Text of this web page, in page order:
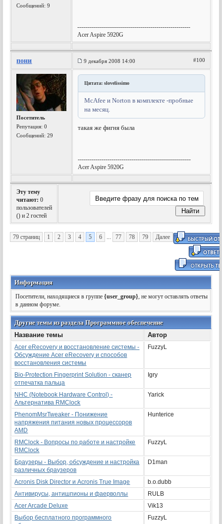
Сообщений: 9
---------------------------------------------------------
Acer Aspire 5920G
пони 9 декабря 2008 14:00 #100
Посетитель
Репутация:0
Сообщений: 29
Цитата: slovelissimo
McAfee и Norton в комплекте -пробные
на месяц.
такая же фигня была
---------------------------------------------------------
Acer Aspire 5920G
Эту тему
читают: 0
пользователей
() и 2 гостей
79 страниц 1 2 3 4 5 6 ... 77 78 79 Далее
Информация
Посетители, находящиеся в группе{user_group}, не могут оставлять ответы
в данном форуме.
Другие темы из раздела Программное обеспечение
Название темы
Автор
Acer eRecovery и восстановление системы -
Обсуждение Acer eRecovery и способов
восстановления системы
FuzzyL
Bio-Protection Fingerprint Solution - сканер
отпечатка пальца
Igry
NHC (Notebook Hardware Control) -
Альтернатива RMClock
Yarick
PhenomMsrTweaker - Понижение
напряжения питания новых процессоров
AMD
Hunterice
RMClock - Вопросы по работе и настройке
RMClock
FuzzyL
Браузеры - Выбор, обсуждение и настройка
различных браузеров
D1man
Acronis Disk Director и Acronis True Image
b.o.dubb
Антивирусы, антишпионы и фаерволлы
RULB
Acer Arcade Deluxe
Vik13
Выбор бесплатного программного
FuzzyL